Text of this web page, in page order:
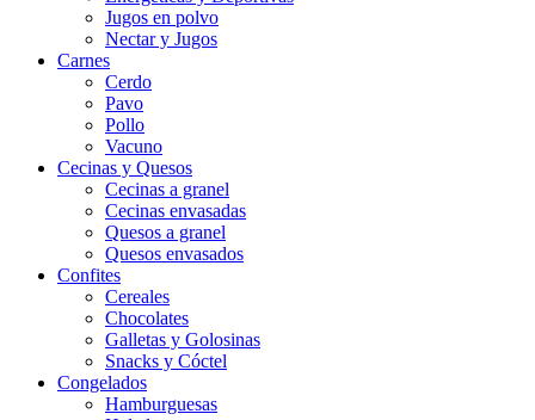
Jugos en polvo
Nectar y Jugos
Carnes
Cerdo
Pavo
Pollo
Vacuno
Cecinas y Quesos
Cecinas a granel
Cecinas envasadas
Quesos a granel
Quesos envasados
Confites
Cereales
Chocolates
Galletas y Golosinas
Snacks y Cóctel
Congelados
Hamburguesas